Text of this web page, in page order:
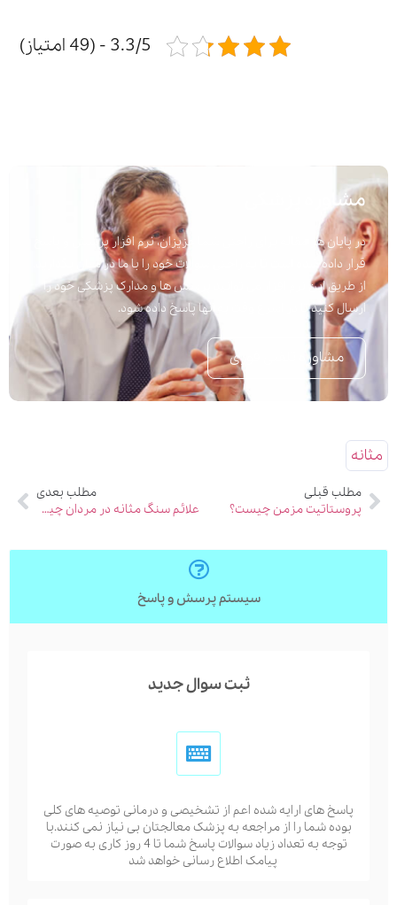
3.3/5 - (49 امتیاز)
مشاوره پزشکی
در پایان هر مقاله برای راحتی شما عزیزان، نرم افزار پرسش و پاسخ
قرار داده شده است تا به راحتی سوالات خود را با ما در میان بگذارید.
از طریق این نرم افزار می توانید پرسش ها و مدارک پزشکی خود را
ارسال کنید تا در اسرع وقت به آنها پاسخ داده شود.
مشاوره تلفنی فوری
مثانه
مطلب قبلی
پروستاتیت مزمن چیست؟
مطلب بعدی
علائم سنگ مثانه در مردان چیست؟
سیستم پرسش و پاسخ
ثبت سوال جدید
پاسخ های ارایه شده اعم از تشخیصی و درمانی توصیه های کلی
بوده شما را از مراجعه به پزشک معالجتان بی نیاز نمی کنند.با
توجه به تعداد زیاد سوالات پاسخ شما تا 4 روز کاری به صورت
پیامک اطلاع رسانی خواهد شد